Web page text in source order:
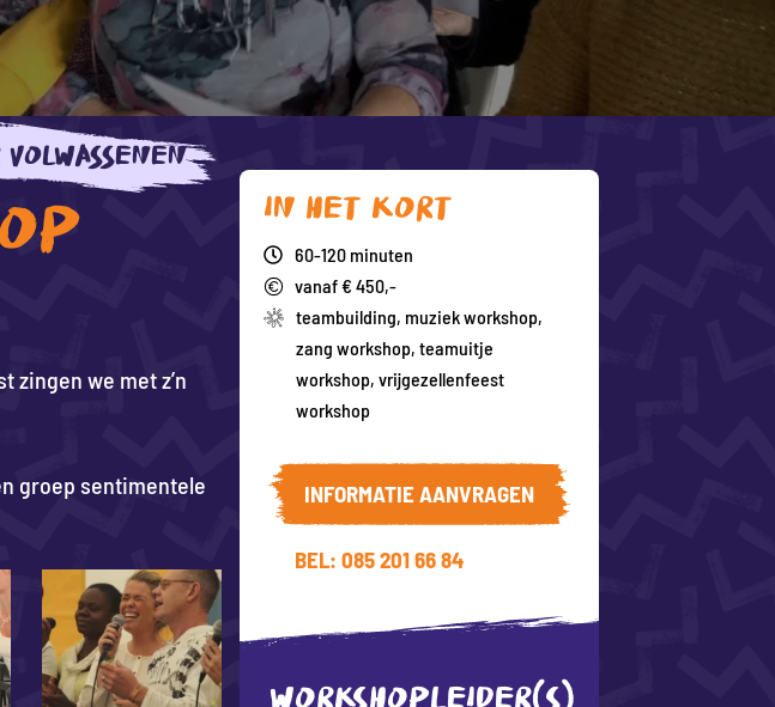
VOLWASSENEN
zingen we met z’n
groep sentimentele
In het kort
60-120 minuten
vanaf € 450,-
teambuilding, muziek workshop,
zang workshop, teamuitje
workshop, vrijgezellenfeest
workshop
INFORMATIE AANVRAGEN
BEL: 085 201 66 84